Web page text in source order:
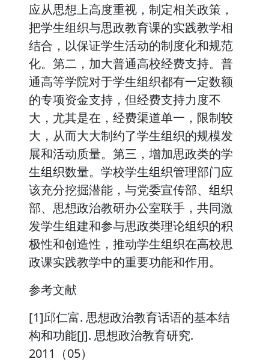
应从思想上高度重视，制定相关政策，
把学生组织与思政教育课的实践教学相
结合，以保证学生活动的制度化和规范
化。第二，加大普通高校经费支持。普
通高等学院对于学生组织都有一定数额
的专项资金支持，但经费支持力度不
大，尤其是在，经费渠道单一，限制较
大，从而大大制约了学生组织的规模发
展和活动质量。第三，增加思政类的学
生组织数量。学校学生组织管理部门应
该充分挖掘潜能，与党委宣传部、组织
部、思想政治教研办公室联手，共同激
发学生组建和参与思政类理论组织的积
极性和创造性，推动学生组织在高校思
政课实践教学中的重要功能和作用。
参考文献
[1]邱仁富. 思想政治教育话语的基本结
构和功能[J]. 思想政治教育研究.
2011（05）